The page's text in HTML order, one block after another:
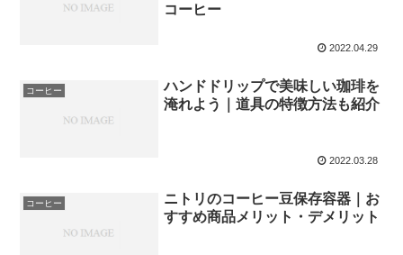
コーヒー
2022.04.29
コーヒー
ハンドドリップで美味しい珈琲を
淹れよう｜道具の特徴方法も紹介
2022.03.28
コーヒー
ニトリのコーヒー豆保存容器｜お
すすめ商品メリット・デメリット